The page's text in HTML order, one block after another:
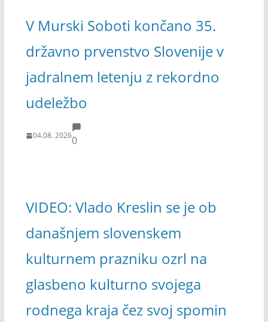
V Murski Soboti končano 35.
državno prvenstvo Slovenije v
jadralnem letenju z rekordno
udeležbo
04.08. 20260
VIDEO: Vlado Kreslin se je ob
današnjem slovenskem
kulturnem prazniku ozrl na
glasbeno kulturno svojega
rodnega kraja čez svoj spomin